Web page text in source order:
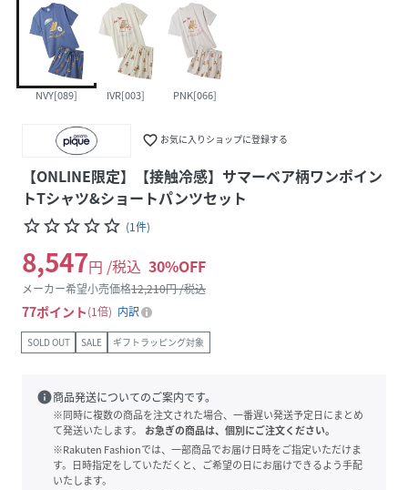
NVY[089] IVR[003] PNK[066]
favorite_border お気に入りショップに登録する
【ONLINE限定】【接触冷感】サマーベア柄ワンポイン
トTシャツ&ショートパンツセット
star_borderstar_borderstar_borderstar_borderstar_border (1件)
8,547円 /税込 30%OFF
メーカー希望小売価格12,210円 /税込
77ポイント 1倍 内訳
SOLD OUT SALE ギフトラッピング対象
info商品発送についてのご案内です。
※同時に複数の商品を注文された場合、一番遅い発送予定日にまとめ
て発送いたします。
お急ぎの商品は、個別にご注文ください。
※Rakuten Fashionでは、一部商品でお届け日時をご指定いただけま
す。日時指定をしていただくと、ご希望の日にお届けできるよう手配
いたします。